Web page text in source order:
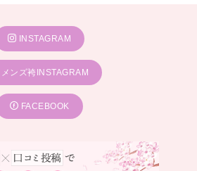
INSTAGRAM
メンズ袴INSTAGRAM
FACEBOOK